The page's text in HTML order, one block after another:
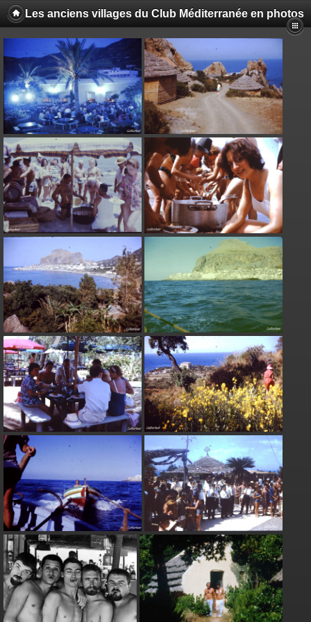
Les anciens villages du Club Méditerranée en photos